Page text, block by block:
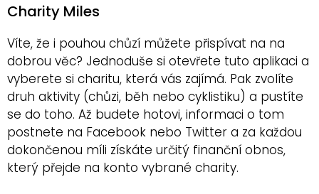
Charity Miles
Víte, že i pouhou chůzí můžete přispívat na na
dobrou věc? Jednoduše si otevřete tuto aplikaci a
vyberete si charitu, která vás zajímá. Pak zvolíte
druh aktivity (chůzi, běh nebo cyklistiku) a pustíte
se do toho. Až budete hotovi, informaci o tom
postnete na Facebook nebo Twitter a za každou
dokončenou míli získáte určitý finanční obnos,
který přejde na konto vybrané charity.